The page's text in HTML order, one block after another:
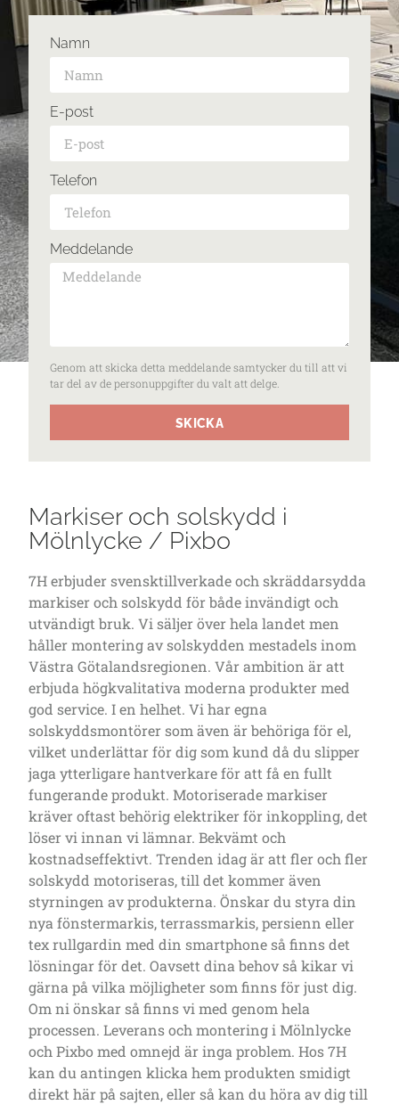
Namn
E-post
Telefon
Meddelande
Genom att skicka detta meddelande samtycker du till att vi
tar del av de personuppgifter du valt att delge.
SKICKA
Markiser och solskydd i
Mölnlycke / Pixbo
7H erbjuder svensktillverkade och skräddarsydda
markiser och solskydd för både invändigt och
utvändigt bruk. Vi säljer över hela landet men
håller montering av solskydden mestadels inom
Västra Götalandsregionen. Vår ambition är att
erbjuda högkvalitativa moderna produkter med
god service. I en helhet. Vi har egna
solskyddsmontörer som även är behöriga för el,
vilket underlättar för dig som kund då du slipper
jaga ytterligare hantverkare för att få en fullt
fungerande produkt. Motoriserade markiser
kräver oftast behörig elektriker för inkoppling, det
löser vi innan vi lämnar. Bekvämt och
kostnadseffektivt. Trenden idag är att fler och fler
solskydd motoriseras, till det kommer även
styrningen av produkterna. Önskar du styra din
nya fönstermarkis, terrassmarkis, persienn eller
tex rullgardin med din smartphone så finns det
lösningar för det. Oavsett dina behov så kikar vi
gärna på vilka möjligheter som finns för just dig.
Om ni önskar så finns vi med genom hela
processen. Leverans och montering i Mölnlycke
och Pixbo med omnejd är inga problem. Hos 7H
kan du antingen klicka hem produkten smidigt
direkt här på sajten, eller så kan du höra av dig till